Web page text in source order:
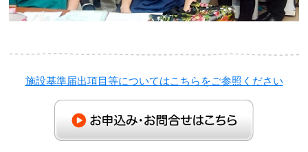
施設基準届出項目等についてはこちらをご参照ください